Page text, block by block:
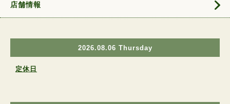
店舗情報
2026.08.06 Thursday
定休日